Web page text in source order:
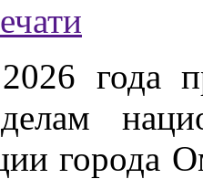
года
города